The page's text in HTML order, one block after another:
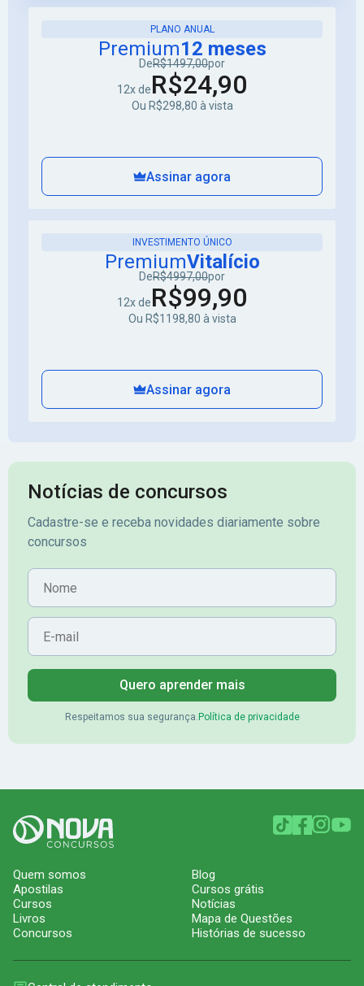
PLANO ANUAL
Premium12 meses
DeR$1497,00por
12x deR$24,90
Ou R$298,80 à vista
Assinar agora
INVESTIMENTO ÚNICO
PremiumVitalício
DeR$4997,00por
12x deR$99,90
Ou R$1198,80 à vista
Assinar agora
Notícias de concursos
Cadastre-se e receba novidades diariamente sobre
concursos
Nome
E-mail
Quero aprender mais
Respeitamos sua segurança. Política de privacidade
Quem somos
Apostilas
Cursos
Livros
Concursos
Blog
Cursos grátis
Notícias
Mapa de Questões
Histórias de sucesso